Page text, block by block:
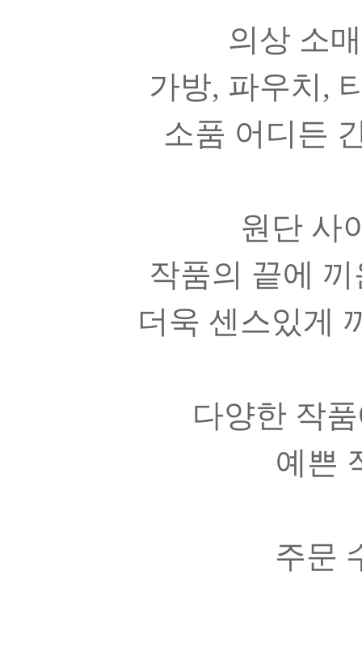
의상 소
가방, 파우치,
소품 어디든
원단 사
작품의 끝에
더욱 센스있게
다양한 작
예쁜
주문